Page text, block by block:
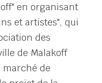
en organisant
et artistes", qui
des
de Malakoff
marché de